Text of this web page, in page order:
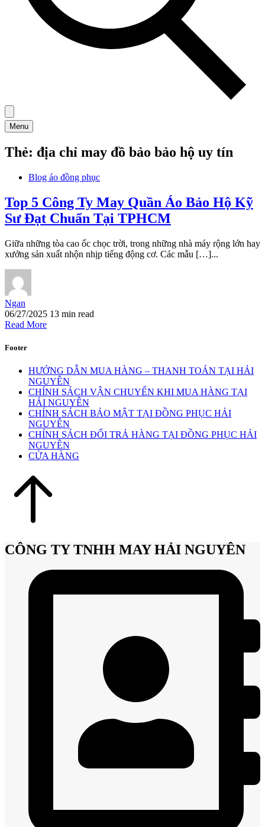
Menu
Thẻ: địa chỉ may đồ bảo bảo hộ uy tín
Blog áo đồng phục
Top 5 Công Ty May Quần Áo Bảo Hộ Kỹ
Sư Đạt Chuẩn Tại TPHCM
Giữa những tòa cao ốc chọc trời, trong những nhà máy rộng lớn hay
xưởng sản xuất nhộn nhịp tiếng động cơ. Các mẫu […]...
Ngan
06/27/2025 13 min read
Read More
Footer
HƯỚNG DẪN MUA HÀNG – THANH TOÁN TẠI HẢI
NGUYÊN
CHÍNH SÁCH VẬN CHUYỂN KHI MUA HÀNG TẠI
HẢI NGUYÊN
CHÍNH SÁCH BẢO MẬT TẠI ĐỒNG PHỤC HẢI
NGUYÊN
CHÍNH SÁCH ĐỔI TRẢ HÀNG TẠI ĐỒNG PHỤC HẢI
NGUYÊN
CỬA HÀNG
CÔNG TY TNHH MAY HẢI NGUYÊN